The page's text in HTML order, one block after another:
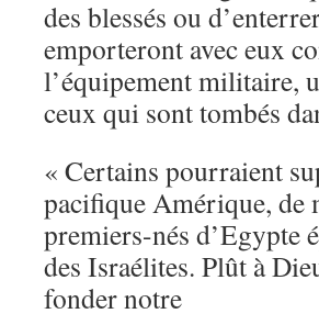
des blessés ou
emporteront avec eux
l’équipement militaire,
ceux qui sont tombés
« Certains pourraient
pacifique Amérique, de
premiers-nés d’Egypte
des Israélites. Plût à
fonder notre